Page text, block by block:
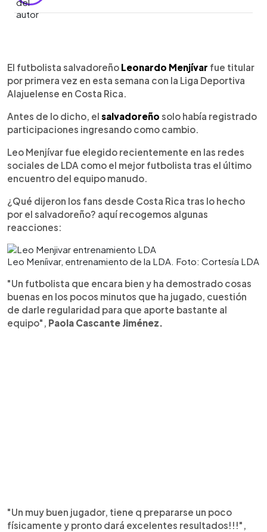
► Escuchar artículo
El futbolista salvadoreño Leonardo Menjívar fue titular
por primera vez en esta semana con la Liga Deportiva
Alajuelense en Costa Rica.
Antes de lo dicho, el salvadoreño solo había registrado
participaciones ingresando como cambio.
Leo Menjívar fue elegido recientemente en las redes
sociales de LDA como el mejor futbolista tras el último
encuentro del equipo manudo.
¿Qué dijeron los fans desde Costa Rica tras lo hecho
por el salvadoreño? aquí recogemos algunas
reacciones:
Leo Meníivar, entrenamiento de la LDA. Foto: Cortesía LDA
"Un futbolista que encara bien y ha demostrado cosas
buenas en los pocos minutos que ha jugado, cuestión
de darle regularidad para que aporte bastante al
equipo", Paola Cascante Jiménez.
"Un muy buen jugador, tiene q prepararse un poco
físicamente y pronto dará excelentes resultados!!!",